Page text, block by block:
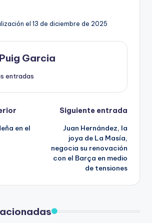
el 13 de diciembre de 2025
Garcia
entradas
en el
Siguiente entrada
Juan Hernández, la
joya de La Masía,
negocia su renovación
con el Barça en medio
de tensiones